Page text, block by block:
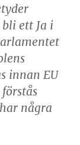
bli ett Ja i
innan EU
några